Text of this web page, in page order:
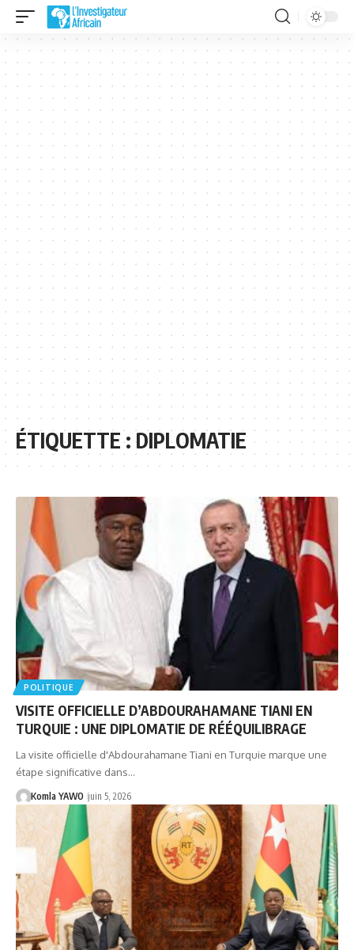
ÉTIQUETTE :DIPLOMATIE
POLITIQUE
VISITE OFFICIELLE D’ABDOURAHAMANE TIANI EN
TURQUIE : UNE DIPLOMATIE DE RÉÉQUILIBRAGE
La visite officielle d'Abdourahamane Tiani en Turquie marque une
étape significative dans…
Komla YAWO juin 5, 2026